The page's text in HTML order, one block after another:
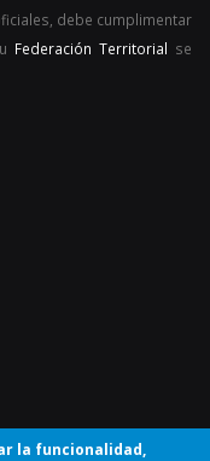
debe cumplimentar
Federación Territorial se
la funcionalidad,